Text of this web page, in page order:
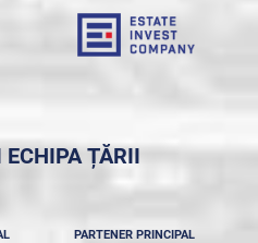
ECHIPA ȚĂRII
PARTENER PRINCIPAL